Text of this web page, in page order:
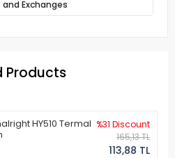
Exchanges
Products
HY510 Termal %31 Discount
165,13 TL
113,88 TL